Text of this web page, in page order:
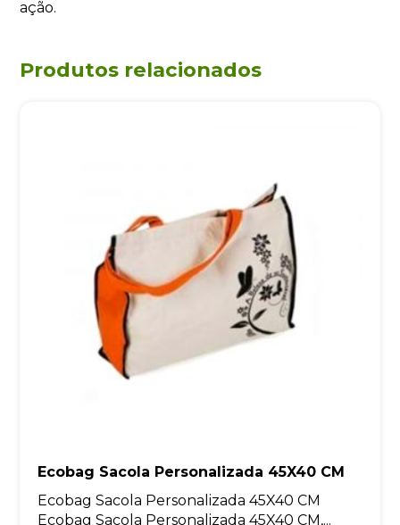
ação.
Produtos relacionados
Ecobag Sacola Personalizada 45X40 CM
Ecobag Sacola Personalizada 45X40 CM
Ecobag Sacola Personalizada 45X40 CM,...